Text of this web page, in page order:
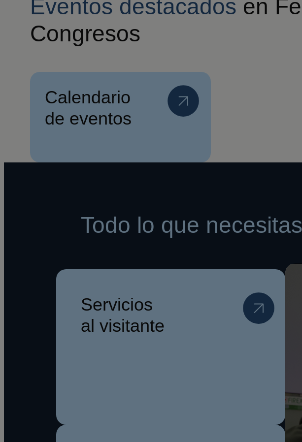
Eventos destacados en
Congresos
Calendario
de eventos
Todo lo que necesitas
Servicios
al visitante